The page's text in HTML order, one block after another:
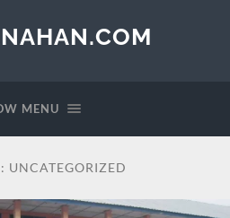
MENU
UNCATEGORIZED